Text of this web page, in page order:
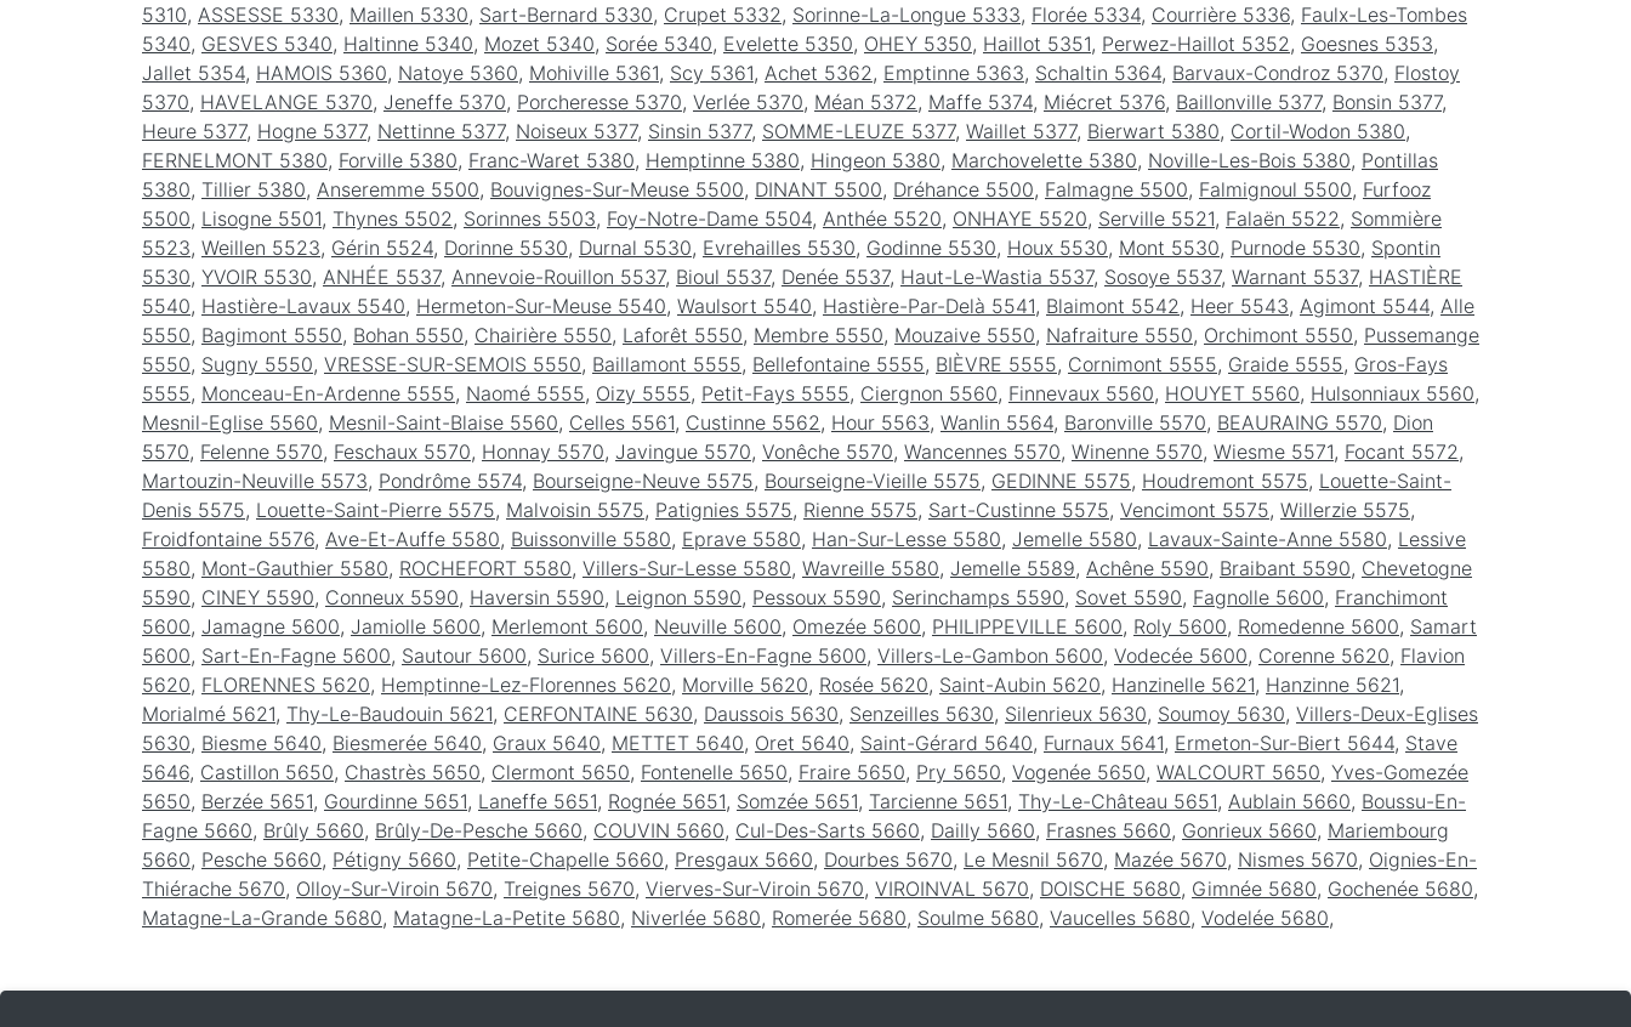
5310, ASSESSE 5330, Maillen 5330, Sart-Bernard 5330, Crupet 5332 , Sorinne-La-Longue 5333, Florée 5334, Courrière 5336, Faulx-Les-Tombes
5340, GESVES 5340, Haltinne 5340, Mozet 5340, Sorée 5340, Evelette 5350, OHEY 5350, Haillot 5351, Perwez-Haillot 5352 , Goesnes 5353,
Jallet 5354, HAMOIS 5360, Natoye 5360, Mohiville 5361, Scy 5361, Achet 5362 , Emptinne 5363, Schaltin 5364, Barvaux-Condroz 5370, Flostoy
5370, HAVELANGE 5370, Jeneffe 5370, Porcheresse 5370, Verlée 5370, Méan 5372 , Maffe 5374, Miécret 5376, Baillonville 5377, Bonsin 5377,
Heure 5377, Hogne 5377, Nettinne 5377, Noiseux 5377, Sinsin 5377, SOMME-LEUZE 5377, Waillet 5377, Bierwart 5380, Cortil-Wodon 5380,
FERNELMONT 5380, Forville 5380, Franc-Waret 5380, Hemptinne 5380, Hingeon 5380, Marchovelette 5380, Noville-Les-Bois 5380, Pontillas
5380, Tillier 5380, Anseremme 5500, Bouvignes-Sur-Meuse 5500, DINANT 5500, Dréhance 5500, Falmagne 5500, Falmignoul 5500, Furfooz
5500, Lisogne 5501, Thynes 5502 , Sorinnes 5503, Foy-Notre-Dame 5504, Anthée 5520, ONHAYE 5520, Serville 5521, Falaën 5522 , Sommière
5523, Weillen 5523, Gérin 5524, Dorinne 5530, Durnal 5530, Evrehailles 5530, Godinne 5530, Houx 5530, Mont 5530, Purnode 5530, Spontin
5530, YVOIR 5530, ANHÉE 5537, Annevoie-Rouillon 5537, Bioul 5537, Denée 5537, Haut-Le-Wastia 5537, Sosoye 5537, Warnant 5537, HASTIÈRE
5540, Hastière-Lavaux 5540, Hermeton-Sur-Meuse 5540, Waulsort 5540, Hastière-Par-Delà 5541, Blaimont 5542 , Heer 5543, Agimont 5544, Alle
5550, Bagimont 5550, Bohan 5550, Chairière 5550, Laforêt 5550, Membre 5550, Mouzaive 5550, Nafraiture 5550, Orchimont 5550, Pussemange
5550, Sugny 5550, VRESSE-SUR-SEMOIS 5550, Baillamont 5555, Bellefontaine 5555, BIÈVRE 5555, Cornimont 5555, Graide 5555, Gros-Fays
5555, Monceau-En-Ardenne 5555, Naomé 5555, Oizy 5555, Petit-Fays 5555, Ciergnon 5560, Finnevaux 5560, HOUYET 5560, Hulsonniaux 5560,
Mesnil-Eglise 5560, Mesnil-Saint-Blaise 5560, Celles 5561, Custinne 5562 , Hour 5563, Wanlin 5564, Baronville 5570, BEAURAING 5570, Dion
5570, Felenne 5570, Feschaux 5570, Honnay 5570, Javingue 5570, Vonêche 5570, Wancennes 5570, Winenne 5570, Wiesme 5571, Focant 5572 ,
Martouzin-Neuville 5573, Pondrôme 5574, Bourseigne-Neuve 5575, Bourseigne-Vieille 5575, GEDINNE 5575, Houdremont 5575, Louette-Saint-
Denis 5575, Louette-Saint-Pierre 5575, Malvoisin 5575, Patignies 5575, Rienne 5575, Sart-Custinne 5575, Vencimont 5575, Willerzie 5575,
Froidfontaine 5576, Ave-Et-Auffe 5580, Buissonville 5580, Eprave 5580, Han-Sur-Lesse 5580, Jemelle 5580, Lavaux-Sainte-Anne 5580, Lessive
5580, Mont-Gauthier 5580, ROCHEFORT 5580, Villers-Sur-Lesse 5580, Wavreille 5580, Jemelle 5589, Achêne 5590, Braibant 5590, Chevetogne
5590, CINEY 5590, Conneux 5590, Haversin 5590, Leignon 5590, Pessoux 5590, Serinchamps 5590, Sovet 5590, Fagnolle 5600, Franchimont
5600, Jamagne 5600, Jamiolle 5600, Merlemont 5600, Neuville 5600, Omezée 5600, PHILIPPEVILLE 5600, Roly 5600, Romedenne 5600, Samart
5600, Sart-En-Fagne 5600, Sautour 5600, Surice 5600, Villers-En-Fagne 5600, Villers-Le-Gambon 5600, Vodecée 5600, Corenne 5620, Flavion
5620, FLORENNES 5620, Hemptinne-Lez-Florennes 5620, Morville 5620, Rosée 5620, Saint-Aubin 5620, Hanzinelle 5621, Hanzinne 5621,
Morialmé 5621, Thy-Le-Baudouin 5621, CERFONTAINE 5630, Daussois 5630, Senzeilles 5630, Silenrieux 5630, Soumoy 5630, Villers-Deux-Eglises
5630, Biesme 5640, Biesmerée 5640, Graux 5640, METTET 5640, Oret 5640, Saint-Gérard 5640, Furnaux 5641, Ermeton-Sur-Biert 5644, Stave
5646, Castillon 5650, Chastrès 5650, Clermont 5650, Fontenelle 5650, Fraire 5650, Pry 5650, Vogenée 5650, WALCOURT 5650, Yves-Gomezée
5650, Berzée 5651, Gourdinne 5651, Laneffe 5651, Rognée 5651, Somzée 5651, Tarcienne 5651, Thy-Le-Château 5651, Aublain 5660, Boussu-En-
Fagne 5660, Brûly 5660, Brûly-De-Pesche 5660, COUVIN 5660, Cul-Des-Sarts 5660, Dailly 5660, Frasnes 5660, Gonrieux 5660, Mariembourg
5660, Pesche 5660, Pétigny 5660, Petite-Chapelle 5660, Presgaux 5660, Dourbes 5670, Le Mesnil 5670, Mazée 5670, Nismes 5670, Oignies-En-
Thiérache 5670, Olloy-Sur-Viroin 5670, Treignes 5670, Vierves-Sur-Viroin 5670, VIROINVAL 5670, DOISCHE 5680, Gimnée 5680, Gochenée 5680,
Matagne-La-Grande 5680, Matagne-La-Petite 5680, Niverlée 5680, Romerée 5680, Soulme 5680, Vaucelles 5680, Vodelée 5680,